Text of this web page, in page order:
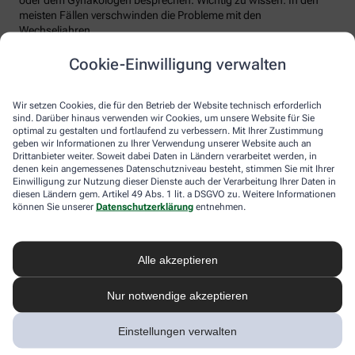
Cookie-Einwilligung verwalten
Wir setzen Cookies, die für den Betrieb der Website technisch erforderlich
sind. Darüber hinaus verwenden wir Cookies, um unsere Website für Sie
optimal zu gestalten und fortlaufend zu verbessern. Mit Ihrer Zustimmung
geben wir Informationen zu Ihrer Verwendung unserer Website auch an
Drittanbieter weiter. Soweit dabei Daten in Ländern verarbeitet werden, in
denen kein angemessenes Datenschutzniveau besteht, stimmen Sie mit Ihrer
Einwilligung zur Nutzung dieser Dienste auch der Verarbeitung Ihrer Daten in
diesen Ländern gem. Artikel 49 Abs. 1 lit. a DSGVO zu. Weitere Informationen
können Sie unserer Datenschutzerklärung entnehmen.
Alle akzeptieren
Nur notwendige akzeptieren
Einstellungen verwalten
meisten Fällen verschwinden die Probleme mit den
Wechseljahren.
Voraussetzung für eine erfolgreiche Behandlung ist allerdings
immer, dass die Endometriose auch als solche erkannt wird.
nehmen und ärztlich abklären lassen. Und sich auf keinen Fall
einreden lassen, sie seien normal.
Melden Sie sich hier an und sichern Sie
sich Ihren 10% Gutschein* für unsere
Apotheke